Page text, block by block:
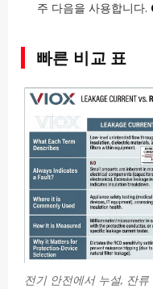
주 다음을 사용합니다.
빠른 비교 표
전기 안전에서 누설, 잔